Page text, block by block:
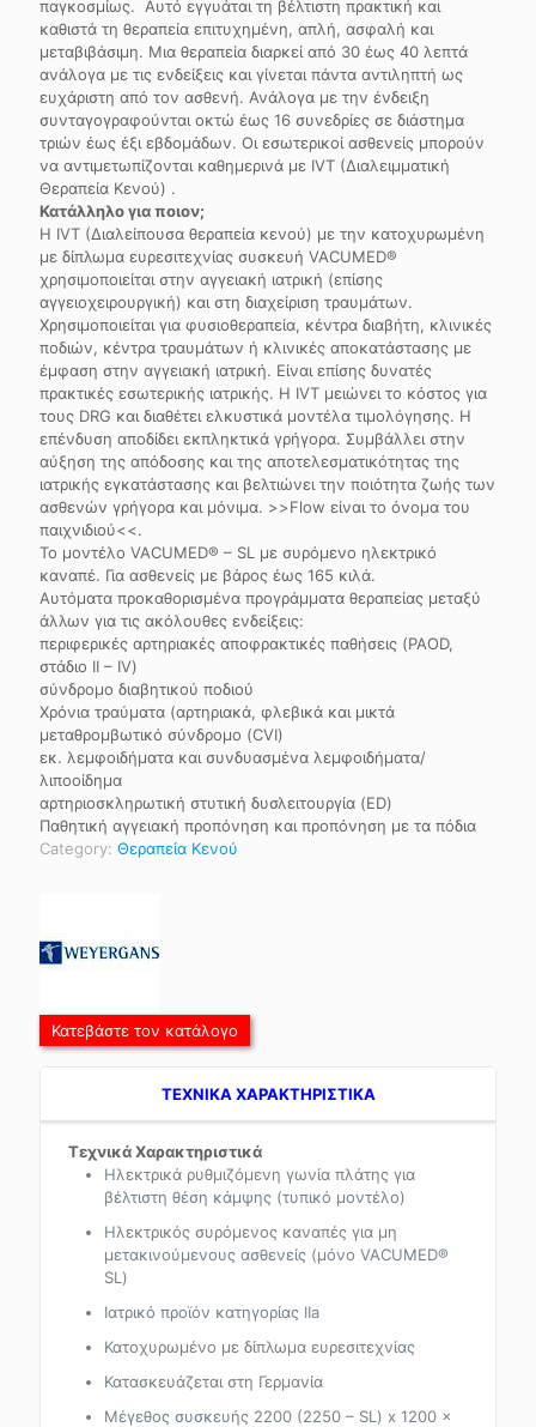
παγκοσμίως. Αυτό εγγυάται τη βέλτιστη πρακτική και
καθιστά τη θεραπεία επιτυχημένη, απλή, ασφαλή και
μεταβιβάσιμη. Μια θεραπεία διαρκεί από 30 έως 40 λεπτά
ανάλογα με τις ενδείξεις και γίνεται πάντα αντιληπτή ως
ευχάριστη από τον ασθενή. Ανάλογα με την ένδειξη
συνταγογραφούνται οκτώ έως 16 συνεδρίες σε διάστημα
τριών έως έξι εβδομάδων. Οι εσωτερικοί ασθενείς μπορούν
να αντιμετωπίζονται καθημερινά με IVT (Διαλειμματική
Θεραπεία Κενού) .
Κατάλληλο για ποιον;
Η IVT (Διαλείπουσα θεραπεία κενού) με την κατοχυρωμένη
με δίπλωμα ευρεσιτεχνίας συσκευή VACUMED®
χρησιμοποιείται στην αγγειακή ιατρική (επίσης
αγγειοχειρουργική) και στη διαχείριση τραυμάτων.
Χρησιμοποιείται για φυσιοθεραπεία, κέντρα διαβήτη, κλινικές
ποδιών, κέντρα τραυμάτων ή κλινικές αποκατάστασης με
έμφαση στην αγγειακή ιατρική. Είναι επίσης δυνατές
πρακτικές εσωτερικής ιατρικής. Η IVT μειώνει το κόστος για
τους DRG και διαθέτει ελκυστικά μοντέλα τιμολόγησης. Η
επένδυση αποδίδει εκπληκτικά γρήγορα. Συμβάλλει στην
αύξηση της απόδοσης και της αποτελεσματικότητας της
ιατρικής εγκατάστασης και βελτιώνει την ποιότητα ζωής των
ασθενών γρήγορα και μόνιμα. >>Flow είναι το όνομα του
παιχνιδιού<<.
Το μοντέλο VACUMED® – SL με συρόμενο ηλεκτρικό
καναπέ. Για ασθενείς με βάρος έως 165 κιλά.
Αυτόματα προκαθορισμένα προγράμματα θεραπείας μεταξύ
άλλων για τις ακόλουθες ενδείξεις:
περιφερικές αρτηριακές αποφρακτικές παθήσεις (PAOD,
στάδιο II – IV)
σύνδρομο διαβητικού ποδιού
Χρόνια τραύματα (αρτηριακά, φλεβικά και μικτά
μεταθρομβωτικό σύνδρομο (CVI)
εκ. λεμφοιδήματα και συνδυασμένα λεμφοιδήματα/
λιποοίδημα
αρτηριοσκληρωτική στυτική δυσλειτουργία (ED)
Παθητική αγγειακή προπόνηση και προπόνηση με τα πόδια
Category: Θεραπεία Κενού
Κατεβάστε τον κατάλογο
TEXNIKA ΧΑΡΑΚΤΗΡΙΣΤΙΚΑ
Τεχνικά Χαρακτηριστικά
Ηλεκτρικά ρυθμιζόμενη γωνία πλάτης για
βέλτιστη θέση κάμψης (τυπικό μοντέλο)
Ηλεκτρικός συρόμενος καναπές για μη
μετακινούμενους ασθενείς (μόνο VACUMED®
SL)
Ιατρικό προϊόν κατηγορίας IIa
Κατοχυρωμένο με δίπλωμα ευρεσιτεχνίας
Κατασκευάζεται στη Γερμανία
Μέγεθος συσκευής 2200 (2250 – SL) x 1200 x